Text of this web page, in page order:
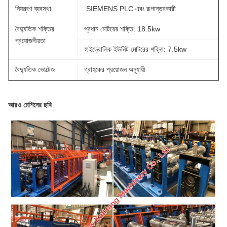
নিয়ন্ত্রণ ব্যবস্থা SIEMENS PLC এবং রূপান্তরকারী
বৈদ্যুতিক শক্তির
প্রয়োজনীয়তা
প্রধান মোটরের শক্তি: 18.5kw
হাইড্রোলিক ইউনিট মোটরের শক্তি: 7.5kw
বৈদ্যুতিক ভোল্টেজ গ্রাহকের প্রয়োজন অনুযায়ী
আরও মেশিনের ছবি